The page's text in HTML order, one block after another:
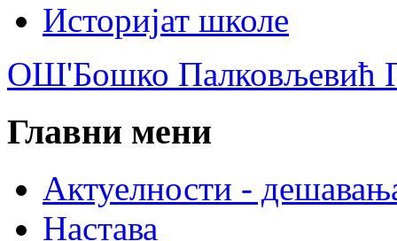
Историјат школе
ОШ'Бошко Палковљевић
Главни мени
Актуелности -
Настава